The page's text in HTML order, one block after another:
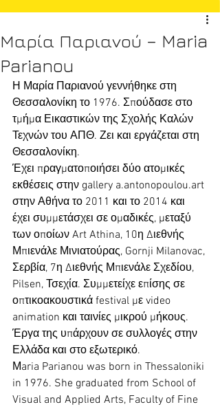
Μαρία Παριανού – Maria
Parianou
Η Μαρία Παριανού γεννήθηκε στη
Θεσσαλονίκη το 1976. Σπούδασε στο
τμήμα Εικαστικών της Σχολής Καλών
Τεχνών του ΑΠΘ. Ζει και εργάζεται στη
Θεσσαλονίκη.
Έχει πραγματοποιήσει δύο ατομικές
εκθέσεις στην gallery a.antonopoulou.art
στην Αθήνα το 2011 και το 2014 και
έχει συμμετάσχει σε ομαδικές, μεταξύ
των οποίων Art Athina, 10η Διεθνής
Μπιενάλε Μινιατούρας, Gornji Milanovac,
Σερβία, 7η Διεθνής Μπιενάλε Σχεδίου,
Pilsen, Τσεχία. Συμμετείχε επίσης σε
οπτικοακουστικά festival με video
animation και ταινίες μικρού μήκους.
Έργα της υπάρχουν σε συλλογές στην
Ελλάδα και στο εξωτερικό.
Μaria Parianou was born in Thessaloniki
in 1976. She graduated from School of
Visual and Applied Arts, Faculty of Fine